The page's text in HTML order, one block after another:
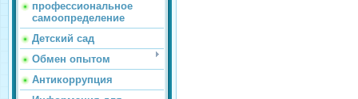
профессиональное
самоопределение
Детский сад
Обмен опытом
Антикоррупция